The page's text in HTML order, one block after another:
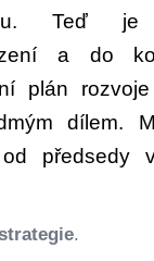
Teď je
a do
plán
dílem.
předsedy
.